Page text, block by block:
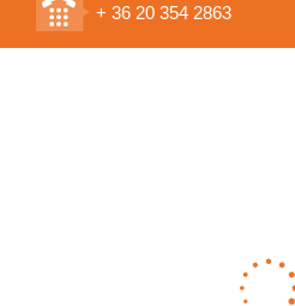
+ 36 20 354 2863